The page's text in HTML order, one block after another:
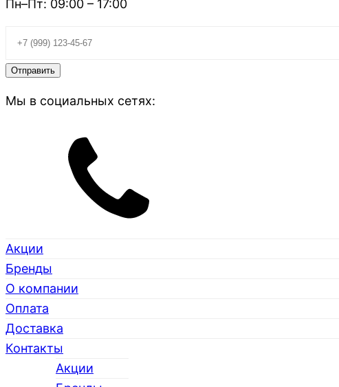
Пн–Пт: 09:00 – 17:00
Мы в социальных сетях:
Акции
Бренды
О компании
Оплата
Доставка
Контакты
Акции